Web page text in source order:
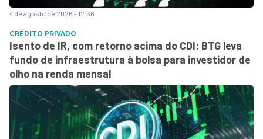
4 de agosto de 2026 - 12:36
CRÉDITO PRIVADO
Isento de IR, com retorno acima do CDI: BTG leva
fundo de infraestrutura à bolsa para investidor de
olho na renda mensal